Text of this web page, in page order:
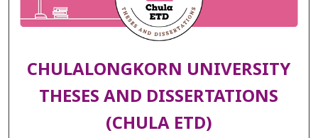
CHULALONGKORN UNIVERSITY
THESES AND DISSERTATIONS
(CHULA ETD)